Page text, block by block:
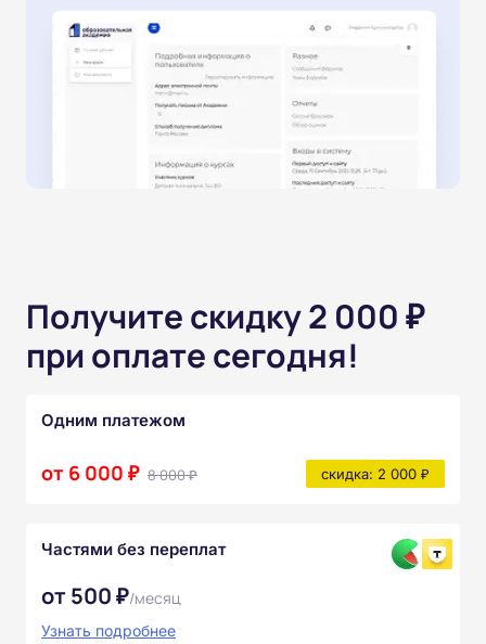
Получите скидку 2 000 ₽
при оплате сегодня!
Одним платежом
от 6 000 ₽ 8 000 ₽ скидка: 2 000 ₽
Частями без переплат
от 500 ₽/месяц
Узнать подробнее